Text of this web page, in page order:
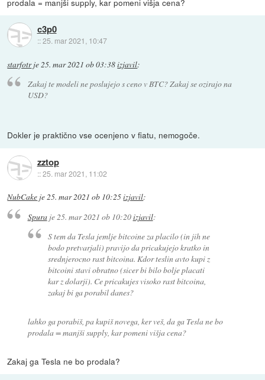
c3p0
::25. mar 2021, 10:47
starfotrje25. mar 2021 ob 03:38izjavil:
Zakaj te modeli ne poslujejo s ceno v BTC? Zakaj se ozirajo na
USD?
Dokler je praktično vse ocenjeno v fiatu, nemogoče.
zztop
::25. mar 2021, 11:02
NubCake je25. mar 2021 ob 10:25izjavil:
Spuraje25. mar 2021 ob 10:20izjavil:
S tem da Tesla jemlje bitcoine za placilo (in jih ne
bodo pretvarjali) pravijo da pricakujejo kratko in
srednjerocno rast bitcoina. Kdor teslin avto kupi z
bitcoini stavi obratno (sicer bi bilo bolje placati
kar z dolarji). Ce pricakujes visoko rast bitcoina,
zakaj bi ga porabil danes?
lahko ga porabiš, pa kupiš novega, ker veš, da ga Tesla ne bo
prodala = manjši supply, kar pomeni višja cena?
Zakaj ga Tesla ne bo prodala?